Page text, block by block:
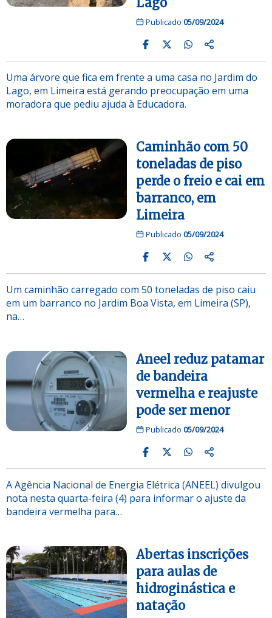
Publicado 05/09/2024
Uma árvore que fica em frente a uma casa no Jardim do
Lago, em Limeira está gerando preocupação em uma
moradora que pediu ajuda à Educadora.
Caminhão com 50
toneladas de piso
perde o freio e cai em
barranco, em
Limeira
Publicado 05/09/2024
Um caminhão carregado com 50 toneladas de piso caiu
em um barranco no Jardim Boa Vista, em Limeira (SP),
na…
Aneel reduz patamar
de bandeira
vermelha e reajuste
pode ser menor
Publicado 05/09/2024
A Agência Nacional de Energia Elétrica (ANEEL) divulgou
nota nesta quarta-feira (4) para informar o ajuste da
bandeira vermelha para…
Abertas inscrições
para aulas de
hidroginástica e
natação